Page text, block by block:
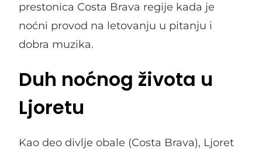
prestonica Costa Brava regije kada je
noćni provod na letovanju u pitanju i
dobra muzika.
Duh noćnog života u
Ljoretu
Kao deo divlje obale (Costa Brava), Ljoret